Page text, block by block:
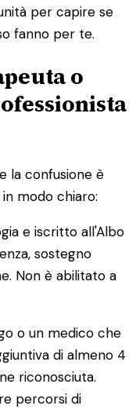
per capire se
fanno per te.
o
la confusione è
modo chiaro:
e iscritto all'Albo
sostegno
Non è abilitato a
o un medico che
di almeno 4
riconosciuta.
percorsi di